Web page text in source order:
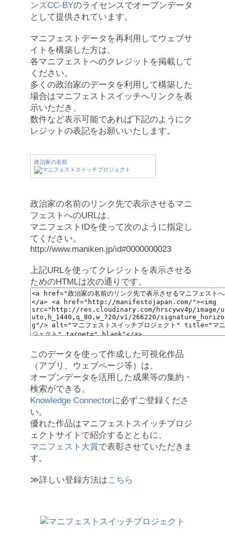
ンズCC-BYのライセンスでオープンデータ
として提供されています。
マニフェストデータを再利用してウェブサ
イトを構築した方は、
各マニフェストへのクレジットを掲載して
ください。
多くの政治家のデータを利用して構築した
場合はマニフェストスイッチへリンクを表
示いただき、
数件など表示可能であれば下記のようにク
レジットの表記をお願いいたします。
政治家の名前
政治家の名前のリンク先で表示させるマニ
フェストへのURLは、
マニフェストIDを使って次のように指定し
てください。
http://www.maniken.jp/id#0000000023
上記URLを使ってクレジットを表示させる
ためのHTMLは次の通りです。
このデータを使って作成した可視化作品
（アプリ、ウェブページ等）は、
オープンデータを活用した成果等の集約・
検索ができる、
Knowledge Connectorに必ずご登録くださ
い。
優れた作品はマニフェストスイッチプロジ
ェクトサイトで紹介するとともに、
マニフェスト大賞で表彰させていただきま
す。
≫詳しい登録方法はこちら